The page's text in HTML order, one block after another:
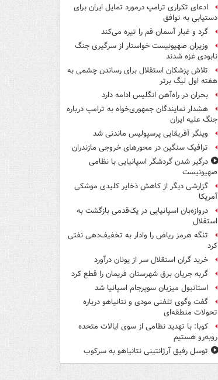
ادعای تکراری ترامپ درمورد تمایل ایران برای
دستیابی به توافق
گرد و غبار آسمان قم را تیره می‌کند
وزیران صهیونیست خواستار از سرگیری جنگ
نابودی غزه شدند
تلاش پزشکان استقلال برای رساندن چشمی به
هفته اول لیگ برتر
بحران در راه‌آهن انگلیس ادامه دارد
هشدار نمایندگان جمهوری‌خواه به ترامپ درباره
جنگ علیه ایران
وینگر آفریقایی پرسپولیس ماندنی شد
ترافیک سنگین در محورهای خروجی مازندران
درگیر شدن گردشگر اسپانیایی با نظامی
صهیونیست
گزارشی دیگر از کاهش ذخایر کلیدی موشکی
آمریکا
دروازه‌بان اسپانیایی در یک‌قدمی بازگشت به
استقلال
تنگه هرمز ریاض را وادار به تخفیف‌دهی نفتی
کرد
خرید گران استقلال سر از یونان درآورد
گربه جریان برق شهرستان فریمان را قطع کرد
استانبول میزبان سوپرجام اسپانیا شد
گفت وگوی تلفنی مودی و نتانیاهو درباره
تحولات منطقه‌ای
کوبا: با تهدید نظامی از سوی ایالات متحده
روبه‌رو هستیم
توسل رفیق آرژانتینی نتانیاهو به سرکوب